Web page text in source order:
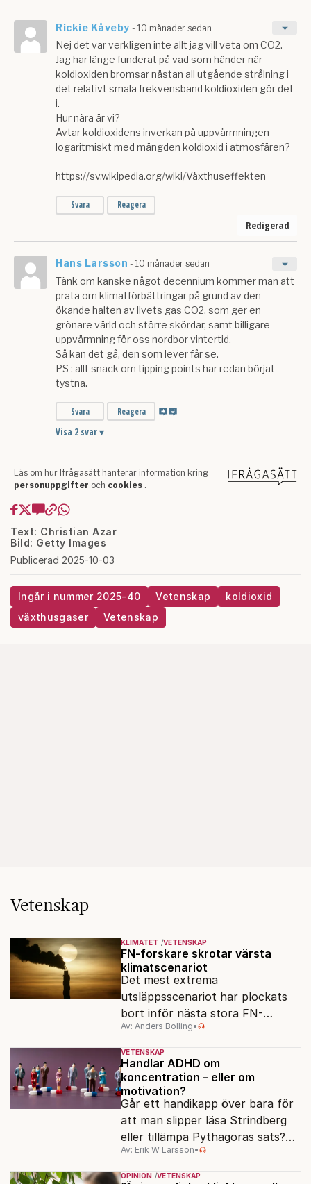
Text: Christian Azar
Bild: Getty Images
Publicerad 2025-10-03
Ingår i nummer 2025-40 Vetenskap
koldioxid
växthusgaser
Vetenskap
Vetenskap
KLIMATET VETENSKAP
FN-forskare skrotar värsta
klimatscenariot
Det mest extrema
utsläppsscenariot har plockats
bort inför nästa stora FN-
rapport. Därmed överges ett
antagande som i åratal format
både klimatforskning och
larmrubriker.
Av: Anders Bolling•
VETENSKAP
Handlar ADHD om
koncentration – eller om
motivation?
Går ett handikapp över bara för
att man slipper läsa Strindberg
eller tillämpa Pythagoras sats?
En ny studie väcker frågor om
vad ADHD egentligen är.
Av: Erik W Larsson•
OPINION VETENSKAP